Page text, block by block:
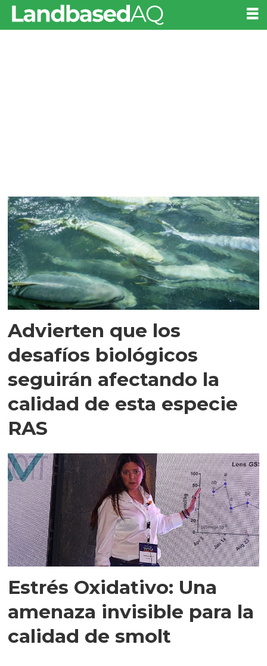
Advierten que los
desafíos biológicos
seguirán afectando la
calidad de esta especie
RAS
Estrés Oxidativo: Una
amenaza invisible para la
calidad de smolt